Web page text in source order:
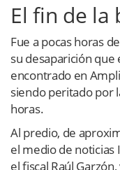
El fin de la
Fue a pocas horas
su desaparición
encontrado en
siendo peritado por
horas.
Al predio, de
el medio de noticias
el fiscal Raúl